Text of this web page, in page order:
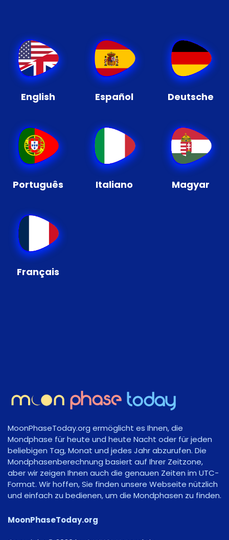
English Español Deutsche
Português Italiano Magyar
Français
MoonPhaseToday.org ermöglicht es Ihnen, die
Mondphase für heute und heute Nacht oder für jeden
beliebigen Tag, Monat und jedes Jahr abzurufen. Die
Mondphasenberechnung basiert auf Ihrer Zeitzone,
aber wir zeigen Ihnen auch die genauen Zeiten im UTC-
Format. Wir hoffen, Sie finden unsere Webseite nützlich
und einfach zu bedienen, um die Mondphasen zu finden.
MoonPhaseToday.org